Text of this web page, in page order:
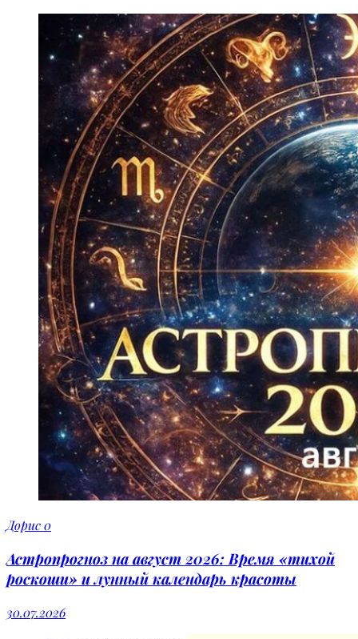
Дорис0
Астропрогноз на август 2026: Время «тихой
роскоши» и лунный календарь красоты
30.07.2026